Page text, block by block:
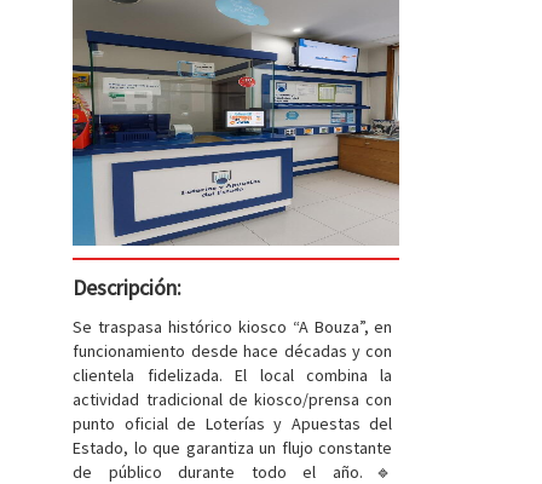
Descripción:
Se traspasa histórico kiosco “A Bouza”, en
funcionamiento desde hace décadas y con
clientela fidelizada. El local combina la
actividad tradicional de kiosco/prensa con
punto oficial de Loterías y Apuestas del
Estado, lo que garantiza un flujo constante
de público durante todo el año.🔹